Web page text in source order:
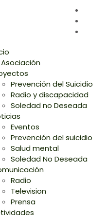
Asociación
Prevención del Suicidio
Radio y discapacidad
Soledad no Deseada
Eventos
Prevención del suicidio
Salud mental
Soledad No Deseada
Radio
Television
Prensa